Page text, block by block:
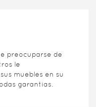
preocuparse de
le
muebles en su
garantias.